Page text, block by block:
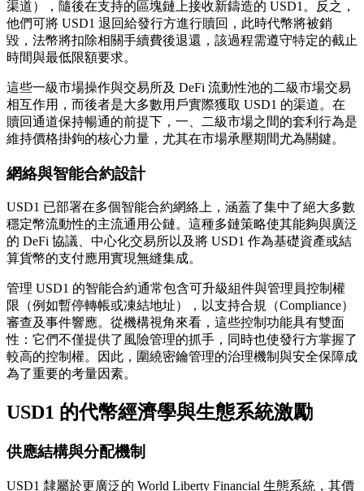
渠道），隨後在支持的區塊鏈上接收新鑄造的 USD1。反之，
他們可將 USD1 退回給發行方進行贖回，此時代幣將被銷
毀，法幣將扣除相關手續費後退還，該過程需遵守特定的截止
時間與最低限額要求。
這些一級市場操作與交易所及 DeFi 流動性池的二級市場交易
相互作用，而後者是大多數用戶實際獲取 USD1 的渠道。在
贖回通道保持暢通的前提下，一、二級市場之間的套利行為是
維持價格掛鉤的核心力量，尤其在市場承壓期間尤為關鍵。
網絡與智能合約設計
USD1 已部署在多個智能合約網絡上，涵蓋了集中了絕大多數
穩定幣流動性的主流通用公鏈。這種多鏈策略使其能夠與廣泛
的 DeFi 協議、中心化交易所以及將 USD1 作為基礎資產或結
算貨幣的支付應用實現無縫集成。
管理 USD1 的智能合約通常包含可升級組件與管理員控制權
限（例如暫停轉帳或凍結地址），以支持合規（Compliance）
審查及事件響應。從機構視角來看，這些控制功能具有雙面
性：它們不僅提供了風險管理的抓手，同時也使發行方掌握了
較高的控制權。因此，圍繞密鑰管理的治理機制與安全保障成
為了重要的考量因素。
USD1 的代幣經濟學與生態系統激勵
供應結構與分配機制
USD1 隸屬於更廣泛的 World Liberty Financial 生態系統，其價